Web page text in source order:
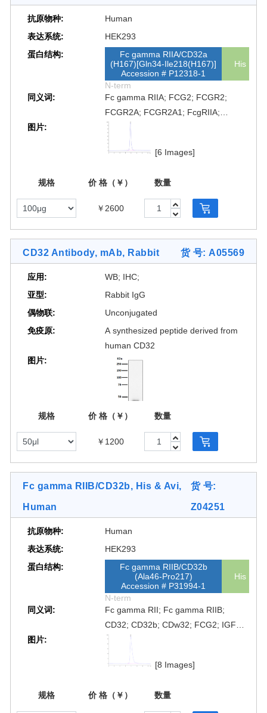
抗原物种:
Human
表达系统:
HEK293
蛋白结构:
Fc gamma RIIA/CD32a
(H167)[Gln34-Ile218(H167)]
Accession # P12318-1
His
N-term
同义词:
Fc gamma RIIA; FCG2; FCGR2;
FCGR2A; FCGR2A1; FcgRIIA;
FCRIIA; fcRII-a; FCG2; CD32A;
FcγRIIA; Fc γRIIA; Fcγ RIIA; Fc γ RIIA
图片:
[6 Images]
规格 价 格（￥） 数量
￥2600
CD32 Antibody, mAb, Rabbit 货 号: A05569
应用:
WB; IHC;
亚型:
Rabbit IgG
偶物联:
Unconjugated
免疫原:
A synthesized peptide derived from
human CD32
图片:
[2 Images]
规格 价 格（￥） 数量
￥1200
Fc gamma RIIB/CD32b, His & Avi,
Human
货 号:
Z04251
抗原物种:
Human
表达系统:
HEK293
蛋白结构:
Fc gamma RIIB/CD32b
(Ala46-Pro217)
Accession # P31994-1
His
N-term
同义词:
Fc gamma RII; Fc gamma RIIB;
CD32; CD32b; CDw32; FCG2; IGFR2;
CD32A; FCG2 ; FcGR; FCGR2;
FCGR21; FCGR2A; FcγRIIB; Fc
γRIIB; Fcγ RIIB; Fc γ RIIB
图片:
[8 Images]
规格 价 格（￥） 数量